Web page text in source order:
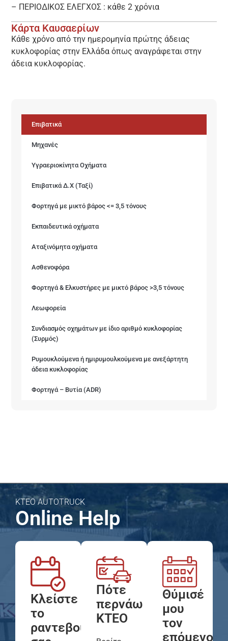
Επιβατικά
Μηχανές
Υγραεριοκίνητα Οχήματα
Επιβατικά Δ.Χ (Ταξί)
Φορτηγά με μικτό βάρος <= 3,5 τόνους
Εκπαιδευτικά οχήματα
Αταξινόμητα οχήματα
Ασθενοφόρα
Φορτηγά & Ελκυστήρες με μικτό βάρος >3,5 τόνους
Λεωφορεία
Συνδιασμός οχημάτων με ίδιο αριθμό κυκλοφορίας
(Συρμός)
Ρυμουκλούμενα ή ημιρυμουλκούμενα με ανεξάρτητη
άδεια κυκλοφορίας
Φορτηγά – Βυτία (ADR)
– ΠΕΡΙΟΔΙΚΟΣ ΕΛΕΓΧΟΣ : κάθε 2 χρόνια
Κάρτα Καυσαερίων
Κάθε χρόνο από την ημερομηνία πρώτης άδειας
κυκλοφορίας στην Ελλάδα όπως αναγράφεται στην
άδεια κυκλοφορίας.
KTEO AUTOTRUCK
Online Help
Κλείστε
το
ραντεβού
Πότε
περνάω
ΚΤΕΟ
Θύμισέ
μου
τον
επόμενο